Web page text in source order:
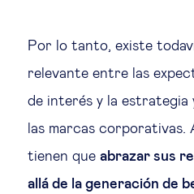
Por lo tanto, existe
relevante entre las
de interés y la estrategia
las marcas corporativas.
tienen que abrazar sus
allá de la generación de